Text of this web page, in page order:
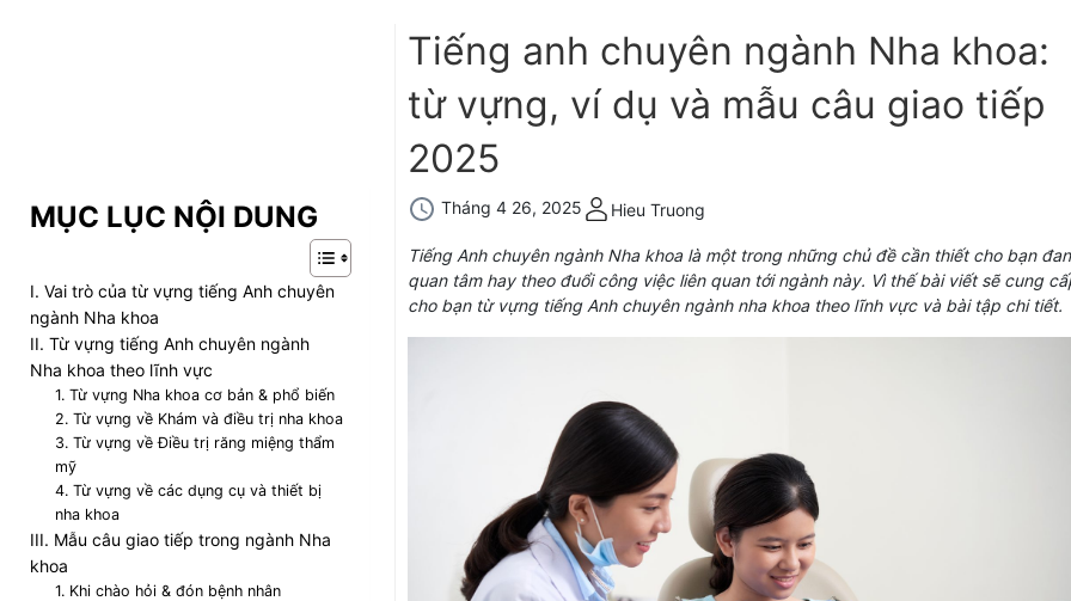
MỤC LỤC NỘI DUNG
I. Vai trò của từ vựng tiếng Anh chuyên
ngành Nha khoa
II. Từ vựng tiếng Anh chuyên ngành
Nha khoa theo lĩnh vực
1. Từ vựng Nha khoa cơ bản & phổ biến
2. Từ vựng về Khám và điều trị nha khoa
3. Từ vựng về Điều trị răng miệng thẩm
mỹ
4. Từ vựng về các dụng cụ và thiết bị
nha khoa
III. Mẫu câu giao tiếp trong ngành Nha
khoa
1. Khi chào hỏi & đón bệnh nhân
Tiếng anh chuyên ngành Nha khoa:
từ vựng, ví dụ và mẫu câu giao tiếp
2025
Tháng 4 26, 2025 Hieu Truong
Tiếng Anh chuyên ngành Nha khoa là một trong những chủ đề cần thiết cho bạn
quan tâm hay theo đuổi công việc liên quan tới ngành này. Vì thế bài viết sẽ cung
cho bạn từ vựng tiếng Anh chuyên ngành nha khoa theo lĩnh vực và bài tập chi tiết.